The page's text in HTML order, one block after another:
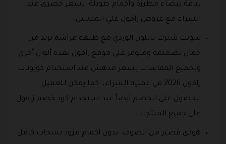
بياقة بيضاء مطرزة وأكمام طويلة بسعر حصري عند
الشراء مع عروض زافول علي الملابس.
سويت شيرت باللون الوردي مع طبعة فراشة تزيد من
جمال تصميمه ومتوفر على موقع زافول بعدة ألوان أخرى
وبجميع المقاسات بسعر مدهش عند استخدام كوبونات
زافول 2026 في عملية الشراء، كما يمكن للعميل
الحصول على الخصم أيضاً عند استخدام كود خصم زافول
علي جميع المنتجات.
هودي قصير من الصوف بدون اكمام مزود بسحاب كامل